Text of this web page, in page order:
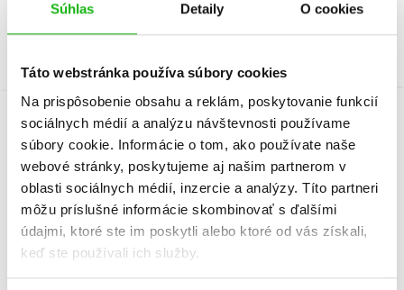
Súhlas Detaily O cookies
Táto webstránka používa súbory cookies
Na prispôsobenie obsahu a reklám, poskytovanie funkcií
sociálnych médií a analýzu návštevnosti používame
súbory cookie. Informácie o tom, ako používate naše
webové stránky, poskytujeme aj našim partnerom v
oblasti sociálnych médií, inzercie a analýzy. Títo partneri
môžu príslušné informácie skombinovať s ďalšími
údajmi, ktoré ste im poskytli alebo ktoré od vás získali,
keď ste používali ich služby.
Informácie
Žáner zvukové knihy
Počet strán